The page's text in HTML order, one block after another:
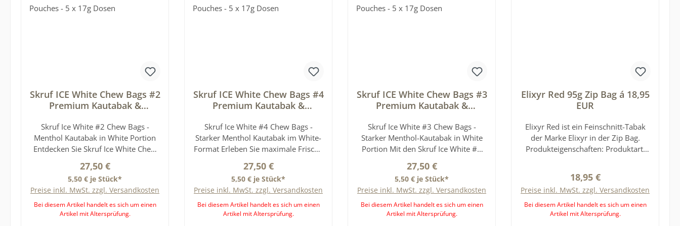
Skruf ICE White Chew Bags #2
Premium Kautabak &
Dosen
Skruf Ice White #2 Chew Bags -
Menthol Kautabak in White Portion
Entdecken Sie Skruf Ice White Chew
Kautabak mit frischer Minze und
mittlerer Stärke suchen. Die beliebten
Chew Bags von Skruf kombinieren
hochwertigen Skruf Tabak mit einem
intensiven Menthol-Kick, der den
Regulärer Preis:
27,50 €
5,50 € je Stück*
Preise inkl. MwSt. zzgl. Versandkosten
Bei diesem Artikel handelt es sich um einen
Artikel mit Altersprüfung.
Skruf ICE White Chew Bags #4
Premium Kautabak &
Dosen
Skruf Ice White #4 Chew Bags -
Starker Menthol Kautabak im White-
Format Erleben Sie maximale Frische
Bags - extra starke Kautabakbeutel
mit intensivem Menthol-Geschmack.
Diese Variante richtet sich an
erfahrene Anwender, die eine Snus
Alternative mit hohem Nikotingehalt
Regulärer Preis:
27,50 €
5,50 € je Stück*
Preise inkl. MwSt. zzgl. Versandkosten
Bei diesem Artikel handelt es sich um einen
Artikel mit Altersprüfung.
Skruf ICE White Chew Bags #3
Premium Kautabak &
Dosen
Skruf Ice White #3 Chew Bags -
Starker Menthol-Kautabak in White
Portion Mit den Skruf Ice White #3
erfrischenden Menthol-Kautabak mit
kräftiger Nikotinwirkung - ideal für
alle, die mehr als mittlere Stärke,
aber weniger als die Maximalstärke
suchen. Der Geschmack überzeugt
Regulärer Preis:
27,50 €
5,50 € je Stück*
Preise inkl. MwSt. zzgl. Versandkosten
Bei diesem Artikel handelt es sich um einen
Artikel mit Altersprüfung.
Elixyr Red 95g Zip Bag á 18,95
EUR
Elixyr Red ist ein Feinschnitt-Tabak
der Marke Elixyr in der Zip Bag.
Produkteigenschaften: Produktart:
Verwendung: Zur Herstellung von
selbstgedrehten Zigaretten
Aufbewahrung: Wiederverschließbare
Zip Bag zur Aufbewahrung des
Regulärer Preis:
18,95 €
Preise inkl. MwSt. zzgl. Versandkosten
Bei diesem Artikel handelt es sich um einen
Artikel mit Altersprüfung.